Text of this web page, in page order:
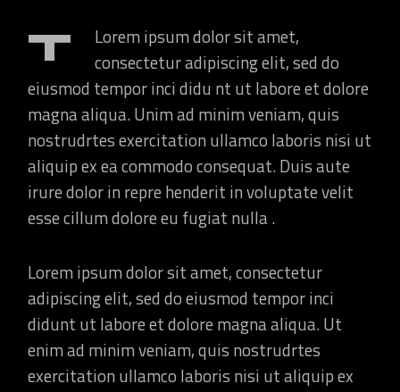
T
Lorem ipsum dolor sit amet,
consectetur adipiscing elit, sed do
eiusmod tempor inci didu nt ut labore et dolore
magna aliqua. Unim ad minim veniam, quis
nostrudrtes exercitation ullamco laboris nisi ut
aliquip ex ea commodo consequat. Duis aute
irure dolor in repre henderit in voluptate velit
esse cillum dolore eu fugiat nulla .
Lorem ipsum dolor sit amet, consectetur
adipiscing elit, sed do eiusmod tempor inci
didunt ut labore et dolore magna aliqua. Ut
enim ad minim veniam, quis nostrudrtes
exercitation ullamco laboris nisi ut aliquip ex